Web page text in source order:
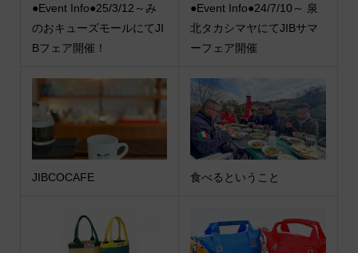
●Event Info●25/3/12～み
のおキューズモールにてJI
Bフェア開催！
●Event Info●24/7/10～ 泉
北タカシマヤにてJIBサマ
ーフェア開催
JIBCOCAFE 食べるということ